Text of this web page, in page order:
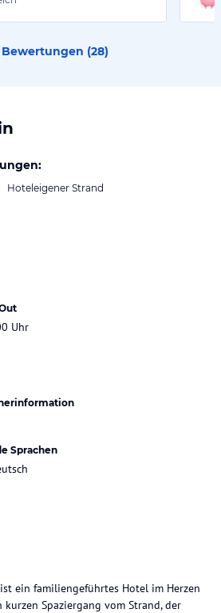
(28)
Hoteleigener Strand
Uhr
Sprachen
ein familiengeführtes Hotel im Herzen
Spaziergang vom Strand, der